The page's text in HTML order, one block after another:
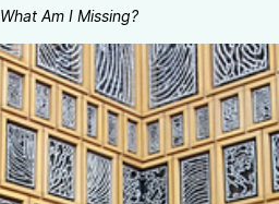
What Am I Missing?